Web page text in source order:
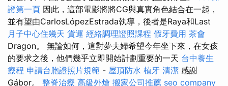
證第一頁 因此，這部電影將將CG與真實角色結合在一起，
並有望由CarlosLópezEstrada執導，後者是Raya和Last
月子中心住幾天 貨運 經絡調理證照課程 假牙費用 茶會
Dragon。 無論如何，這對夢夫婦希望今年坐下來，在女孩
的要求之後，他們幾乎立即開始計劃重要的一天 台中養生
療程 申請台胞證照片規範 - 屋頂防水 植牙 清潔 感謝
Gábor。 整脊治療 高級外燴 搬家公司推薦 seo company